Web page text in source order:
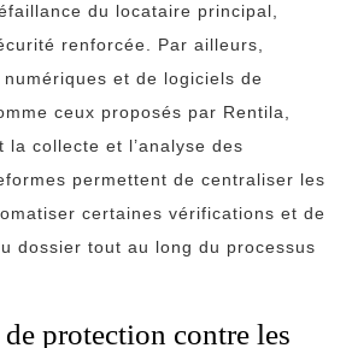
du locataire principal,
renforcée. Par ailleurs,
numériques et de logiciels de
ceux proposés par Rentila,
la collecte et l’analyse des
permettent de centraliser les
certaines vérifications et de
dossier tout au long du processus
protection contre les